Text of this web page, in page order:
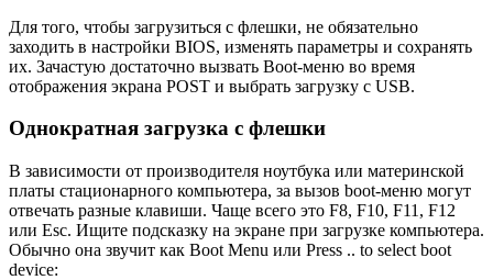
Для того, чтобы загрузиться с флешки, не обязательно
заходить в настройки BIOS, изменять параметры и сохранять
их. Зачастую достаточно вызвать Boot-меню во время
отображения экрана POST и выбрать загрузку с USB.
Однократная загрузка с флешки
В зависимости от производителя ноутбука или материнской
платы стационарного компьютера, за вызов boot-меню могут
отвечать разные клавиши. Чаще всего это F8, F10, F11, F12
или Esc. Ищите подсказку на экране при загрузке компьютера.
Обычно она звучит как Boot Menu или Press .. to select boot
device: